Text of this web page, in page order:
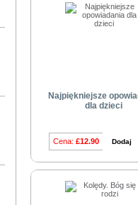
Najpiękniejsze
dla dzieci
Cena: £12.90 Dodaj